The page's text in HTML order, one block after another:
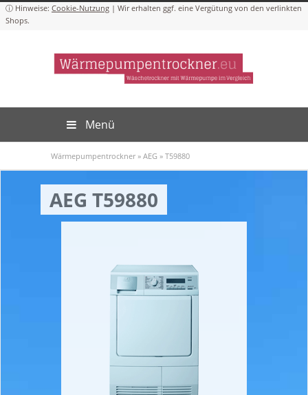
Cookie-Nutzung
Menü
Wärmepumpentrockner » AEG » T59880
AEG T59880